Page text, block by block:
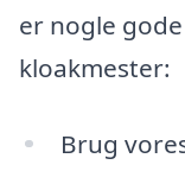
er nogle
kloakmester:
Brug